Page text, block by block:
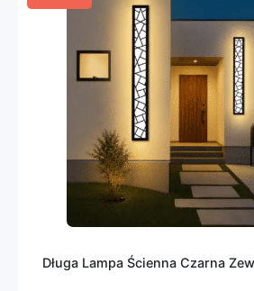
Długa Lampa Ścienna Czarna